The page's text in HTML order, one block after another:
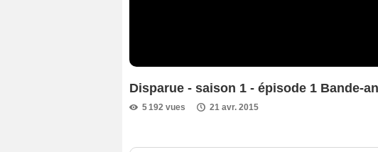
Disparue - saison 1 - épisode 1 Bande-
5 192 vues 21 avr. 2015